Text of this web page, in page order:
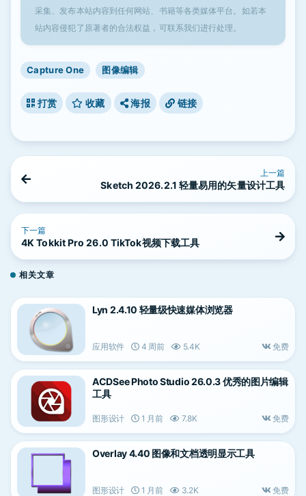
采集、发布本站内容到任何网站、书籍等各类媒体平台。如若本
站内容侵犯了原著者的合法权益，可联系我们进行处理。
Capture One 图像编辑
打赏 收藏 海报 链接
上一篇
Sketch 2026.2.1 轻量易用的矢量设计工具
下一篇
4K Tokkit Pro 26.0 TikTok视频下载工具
相关文章
Lyn 2.4.10 轻量级快速媒体浏览器
应用软件 4 周前 5.4K 免费
ACDSee Photo Studio 26.0.3 优秀的图片编辑
工具
图形设计 1 月前 7.8K 免费
Overlay 4.40 图像和文档透明显示工具
图形设计 1 月前 3.2K 免费